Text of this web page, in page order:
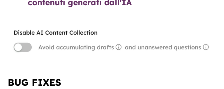
contenuti generati dall'IA
BUG FIXES